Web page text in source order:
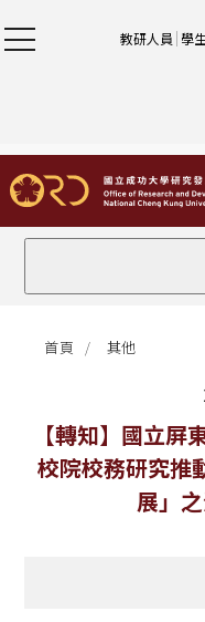
教研人員 學
首頁 其他
最新消息
【轉知】國立
校院校務研究推
展」